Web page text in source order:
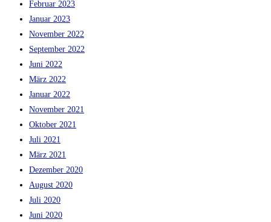
Februar 2023
Januar 2023
November 2022
September 2022
Juni 2022
März 2022
Januar 2022
November 2021
Oktober 2021
Juli 2021
März 2021
Dezember 2020
August 2020
Juli 2020
Juni 2020